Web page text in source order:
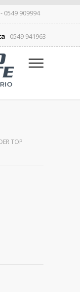
- 0549 909994
- 0549 941963
TOP